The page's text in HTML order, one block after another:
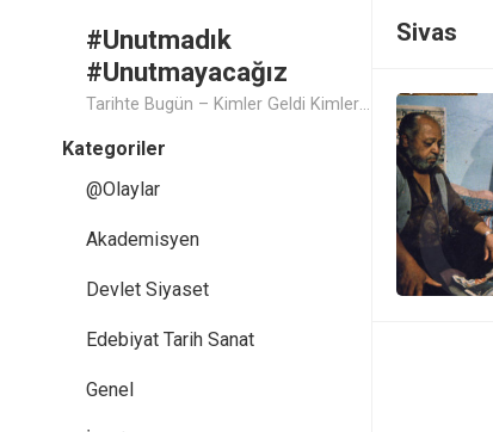
#Unutmadık
#Unutmayacağız
Tarihte Bugün – Kimler Geldi Kimler Geçti..
Kategoriler
@Olaylar
Akademisyen
Devlet Siyaset
Edebiyat Tarih Sanat
Genel
Sivas